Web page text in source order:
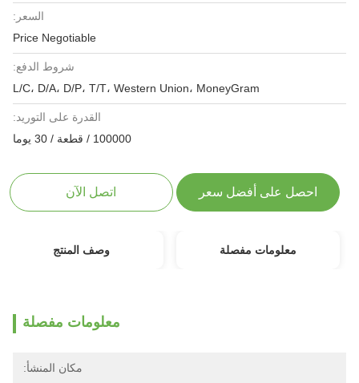
السعر:
Price Negotiable
شروط الدفع:
L/C، D/A، D/P، T/T، Western Union، MoneyGram
القدرة على التوريد:
100000 / قطعة / 30 يوما
احصل على أفضل سعر اتصل الآن
معلومات مفصلة وصف المنتج
معلومات مفصلة
مكان المنشأ: